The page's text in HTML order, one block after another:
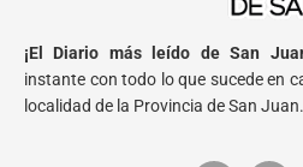
¡El Diario más leído de San
instante con todo lo que sucede en
localidad de la Provincia de San Juan.